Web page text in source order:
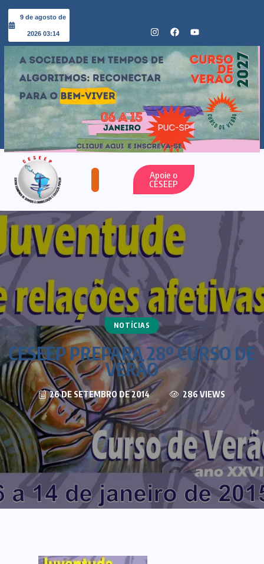
9 de agosto de
2026 03:14
Apoie o
CESEEP
NOTÍCIAS
CESEEP PREPARA 28º CURSO DE
VERÃO
26 DE SETEMBRO DE 2014 286 VIEWS